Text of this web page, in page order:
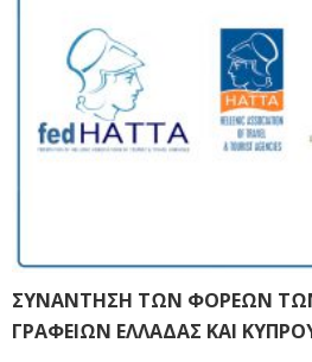
ΣΥΝΑΝΤΗΣΗ ΤΩΝ ΦΟΡΕΩΝ
ΓΡΑΦΕΙΩΝ ΕΛΛΑΔΑΣ ΚΑΙ